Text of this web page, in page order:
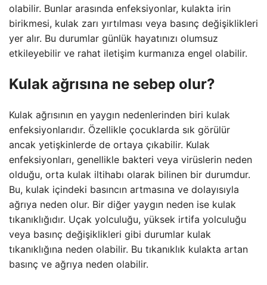
olabilir. Bunlar arasında enfeksiyonlar, kulakta irin
birikmesi, kulak zarı yırtılması veya basınç değişiklikleri
yer alır. Bu durumlar günlük hayatınızı olumsuz
etkileyebilir ve rahat iletişim kurmanıza engel olabilir.
Kulak ağrısına ne sebep olur?
Kulak ağrısının en yaygın nedenlerinden biri kulak
enfeksiyonlarıdır. Özellikle çocuklarda sık görülür
ancak yetişkinlerde de ortaya çıkabilir. Kulak
enfeksiyonları, genellikle bakteri veya virüslerin neden
olduğu, orta kulak iltihabı olarak bilinen bir durumdur.
Bu, kulak içindeki basıncın artmasına ve dolayısıyla
ağrıya neden olur. Bir diğer yaygın neden ise kulak
tıkanıklığıdır. Uçak yolculuğu, yüksek irtifa yolculuğu
veya basınç değişiklikleri gibi durumlar kulak
tıkanıklığına neden olabilir. Bu tıkanıklık kulakta artan
basınç ve ağrıya neden olabilir.